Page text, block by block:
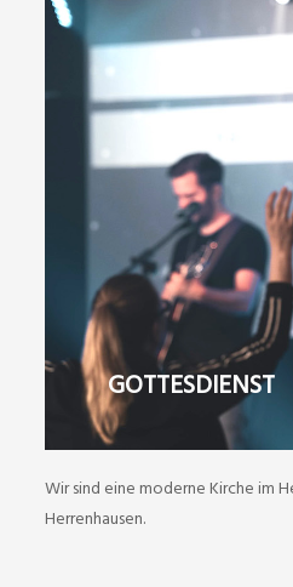
GOTTESDIENST
Wir sind eine moderne Kirche im
Herrenhausen.